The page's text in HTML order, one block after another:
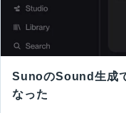
SunoのSound生成
なった